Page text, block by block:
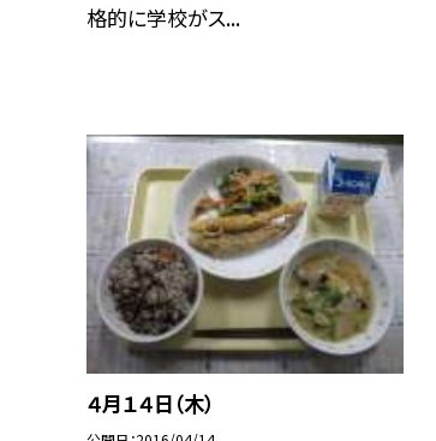
格的に学校がス...
４月１４日（木）